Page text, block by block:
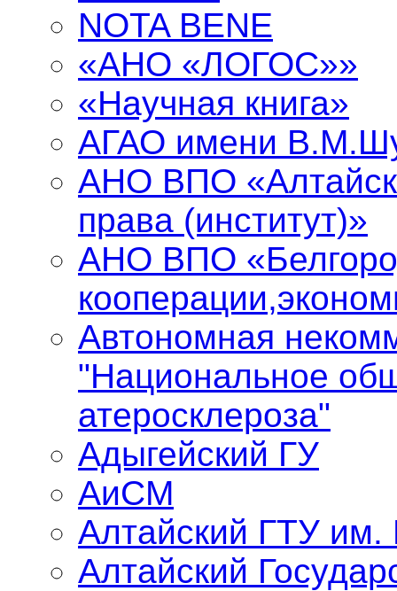
NOTA BENE
«АНО «ЛОГОС»»
«Научная книга»
АГАО имени
АНО ВПО
права (институт)»
АНО ВПО
Автономная
"Национальное
атеросклероза"
Адыгейский ГУ
АиСМ
Алтайский ГТУ
Алтайский